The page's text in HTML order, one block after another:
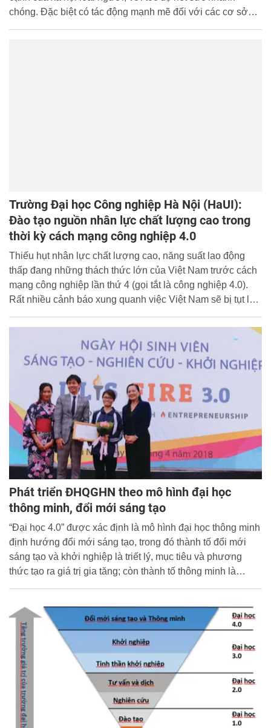
chóng. Đặc biệt có tác động mạnh mẽ đối với các cơ sở
Trường Đại học Công nghiệp Hà Nội (HaUI):
Đào tạo nguồn nhân lực chất lượng cao trong
thời kỳ cách mạng công nghiệp 4.0
Thiếu hụt nhân lực chất lượng cao, năng suất lao động
thấp đang những thách thức lớn của Việt Nam trước cách
mạng công nghiệp lần thứ 4 (gọi tắt là công nghiệp 4.0).
Rất nhiều cảnh báo xung quanh việc Việt Nam sẽ bị tụt lại
nhân lực cho phát triển kinh tế khi tiến sâu vào công
nghiệp 4.0 đã được đưa ra.
Phát triển ĐHQGHN theo mô hình đại học
thông minh, đổi mới sáng tạo
“Đại học 4.0” được xác định là mô hình đại học thông minh
định hướng đổi mới sáng tạo, trong đó thành tố đổi mới
sáng tạo và khởi nghiệp là triết lý, mục tiêu và phương
thức tạo ra giá trị gia tăng; còn thành tố thông minh là
đa lĩnh vực, ĐHQGHN đang phát huy những lợi thế để
sớm xây dựng thành công theo mô hình đại học thông
minh, đổi mới sáng tạo, đang nỗ lực nâng cao năng lực
thích ứng với xu thế chuyển đổi của giáo dục đại học thế
giới trong thời đại mới.